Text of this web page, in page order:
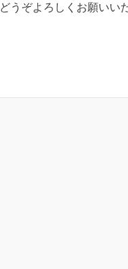
どうぞよろしくお願いい